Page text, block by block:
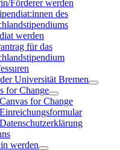
Förderer werden
des
werden
für das
Universität Bremen
for Change
Canvas for Change
Einreichungsformular
Datenschutzerklärung
werden